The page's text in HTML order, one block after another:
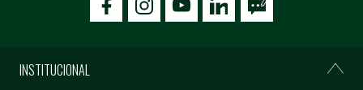
icon-facebookicon-social02icon-social03
INSTITUCIONAL